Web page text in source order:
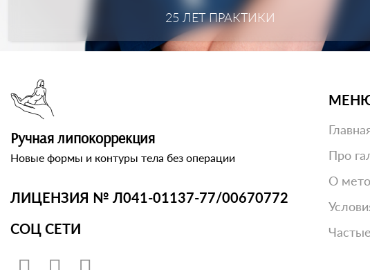
25 ЛЕТ ПРАКТИКИ
Ручная липокоррекция
Новые формы и контуры тела без операции
ЛИЦЕНЗИЯ № Л041-01137-77/00670772
СОЦ СЕТИ
Про
О